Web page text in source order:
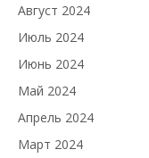
Август 2024
Июль 2024
Июнь 2024
Май 2024
Апрель 2024
Март 2024